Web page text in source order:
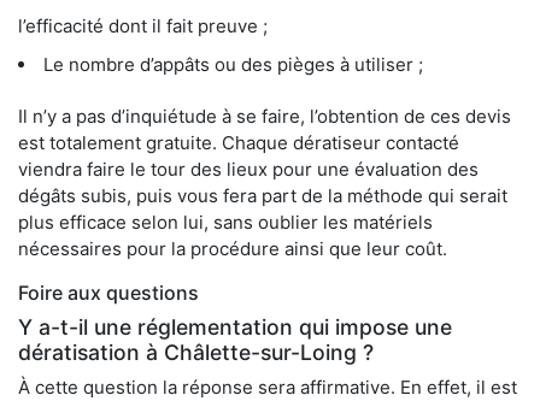
l’efficacité dont il fait preuve ;
Le nombre d’appâts ou des pièges à utiliser ;
Il n’y a pas d’inquiétude à se faire, l’obtention de ces devis
est totalement gratuite. Chaque dératiseur contacté
viendra faire le tour des lieux pour une évaluation des
dégâts subis, puis vous fera part de la méthode qui serait
plus efficace selon lui, sans oublier les matériels
nécessaires pour la procédure ainsi que leur coût.
Foire aux questions
Y a-t-il une réglementation qui impose une
dératisation à Châlette-sur-Loing ?
À cette question la réponse sera affirmative. En effet, il est